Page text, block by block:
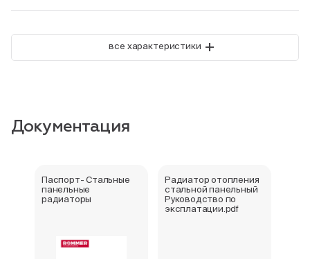
все характеристики +
Документация
Паспорт- Стальные
панельные
радиаторы
Радиатор отопления
стальной панельный
Руководство по
эксплатации.pdf